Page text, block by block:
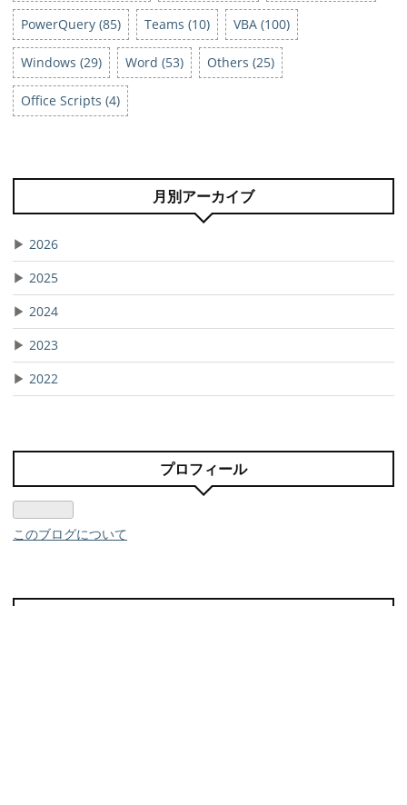
PowerQuery (85) Teams (10) VBA (100)
Windows (29) Word (53) Others (25)
Office Scripts (4)
月別アーカイブ
▶ 2026
▶ 2025
▶ 2024
▶ 2023
▶ 2022
プロフィール
このブログについて